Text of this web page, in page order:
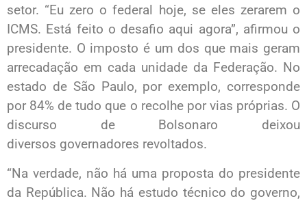
setor. “Eu zero o federal hoje, se eles zerarem o
ICMS. Está feito o desafio aqui agora”, afirmou o
presidente. O imposto é um dos que mais geram
arrecadação em cada unidade da Federação. No
estado de São Paulo, por exemplo, corresponde
por 84% de tudo que o recolhe por vias próprias. O
discurso de Bolsonaro deixou
diversos governadores revoltados.
“Na verdade, não há uma proposta do presidente
da República. Não há estudo técnico do governo,